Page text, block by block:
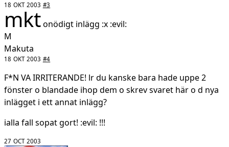
18 OKT 2003 #3
mktonödigt inlägg :x :evil:
M
Makuta
18 OKT 2003 #4
F*N VA IRRITERANDE! lr du kanske bara hade uppe 2
fönster o blandade ihop dem o skrev svaret här o d nya
inlägget i ett annat inlägg?
ialla fall sopat gort! :evil: !!!
27 OCT 2003